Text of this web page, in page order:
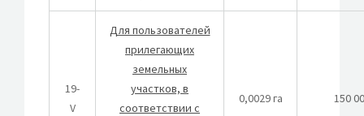
19-
V
Для пользователей
прилегающих
земельных
участков, в
соответствии с
0,0029 га 150